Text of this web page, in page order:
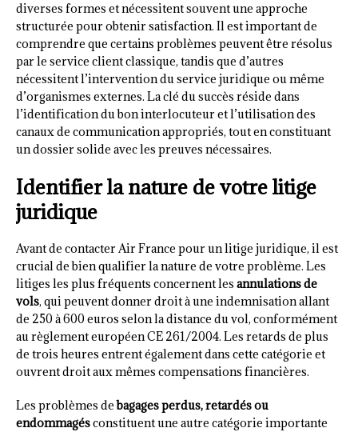
diverses formes et nécessitent souvent une approche
structurée pour obtenir satisfaction. Il est important de
comprendre que certains problèmes peuvent être résolus
par le service client classique, tandis que d’autres
nécessitent l’intervention du service juridique ou même
d’organismes externes. La clé du succès réside dans
l’identification du bon interlocuteur et l’utilisation des
canaux de communication appropriés, tout en constituant
un dossier solide avec les preuves nécessaires.
Identifier la nature de votre litige
juridique
Avant de contacter Air France pour un litige juridique, il est
crucial de bien qualifier la nature de votre problème. Les
litiges les plus fréquents concernent les annulations de
vols, qui peuvent donner droit à une indemnisation allant
de 250 à 600 euros selon la distance du vol, conformément
au règlement européen CE 261/2004. Les retards de plus
de trois heures entrent également dans cette catégorie et
ouvrent droit aux mêmes compensations financières.
Les problèmes debagages perdus, retardés ou
endommagésconstituent une autre catégorie importante